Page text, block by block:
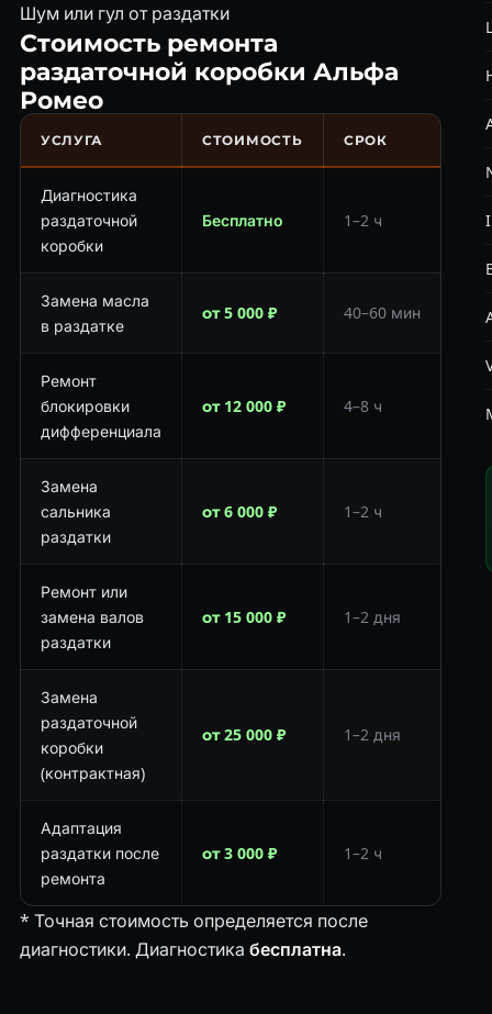
Шум или гул от раздатки
Стоимость ремонта
раздаточной коробки Альфа
Ромео
УСЛУГА СТОИМОСТЬ СРОК
Диагностика
раздаточной
коробки
Бесплатно 1–2 ч
Замена масла
в раздатке
от 5 000 ₽ 40–60 мин
Ремонт
блокировки
дифференциала
от 12 000 ₽ 4–8 ч
Замена
сальника
раздатки
от 6 000 ₽ 1–2 ч
Ремонт или
замена валов
раздатки
от 15 000 ₽ 1–2 дня
Замена
раздаточной
коробки
(контрактная)
от 25 000 ₽ 1–2 дня
Адаптация
раздатки после
ремонта
от 3 000 ₽ 1–2 ч
* Точная стоимость определяется после
диагностики. Диагностика бесплатна.